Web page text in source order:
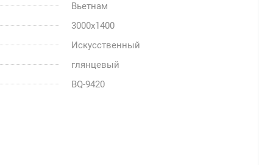
Вьетнам
3000x1400
Искусственный
глянцевый
BQ-9420